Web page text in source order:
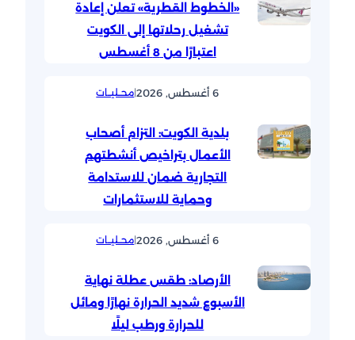
«الخطوط القطرية» تعلن إعادة
تشغيل رحلاتها إلى الكويت
اعتبارًا من 8 أغسطس
6 أغسطس, 2026 |محــليــات
بلدية الكويت: التزام أصحاب
الأعمال بتراخيص أنشطتهم
التجارية ضمان للاستدامة
وحماية للاستثمارات
6 أغسطس, 2026 |محــليــات
الأرصاد: طقس عطلة نهاية
الأسبوع شديد الحرارة نهارًا ومائل
للحرارة ورطب ليلًا